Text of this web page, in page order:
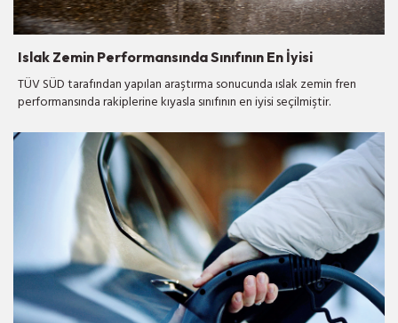
Islak Zemin Performansında Sınıfının En İyisi
TÜV SÜD tarafından yapılan araştırma sonucunda ıslak zemin fren
performansında rakiplerine kıyasla sınıfının en iyisi seçilmiştir.